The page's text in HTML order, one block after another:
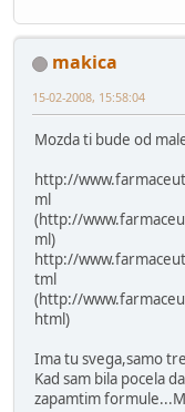
makica
15-02-2008, 15:58:04
Mozda ti bude od
http://
ml
(http://
ml)
http://
tml
(http://
html)
Ima tu svega,samo
Kad sam bila pocela
zapamtim